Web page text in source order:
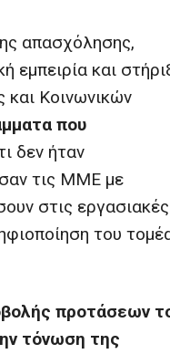
απασχόλησης,
εμπειρία και
και Κοινωνικών
που
δεν ήταν
τις ΜΜΕ με
στις εργασιακές
του
προτάσεων
τόνωση της